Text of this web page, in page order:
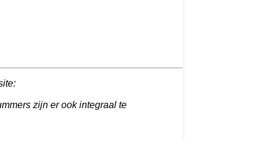
zijn er ook integraal te